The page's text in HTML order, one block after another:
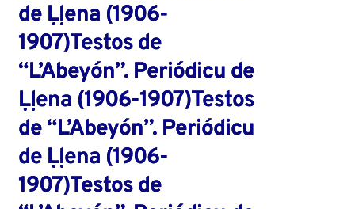
de Ḷḷena (1906-
1907)Testos de
“L’Abeyón”. Periódicu de
Ḷḷena (1906-1907)Testos
de “L’Abeyón”. Periódicu
de Ḷḷena (1906-
1907)Testos de